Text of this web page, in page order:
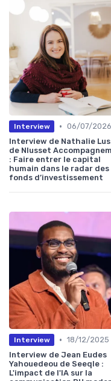
Interview • 06/07/2026
Interview de Nathalie
de Nlusset
: Faire entrer le capital
humain dans le radar des
fonds d’investissement
Interview • 18/12/2025
Interview de Jean Eudes
Yahouedeou de Seeqle :
L'impact de l'IA sur la